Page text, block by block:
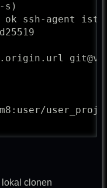
s)
ok ssh-agent ist
lokal clonen